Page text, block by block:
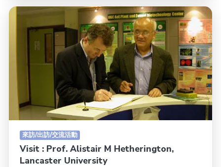
來訪/出訪/交流活動
Visit : Prof. Alistair M Hetherington,
Lancaster University